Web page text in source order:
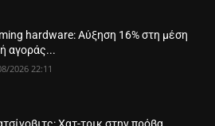
hardware: Αύξηση 16% στη μέση
αγοράς...
2026 22:11
Χατ-τρικ στην πρόβα